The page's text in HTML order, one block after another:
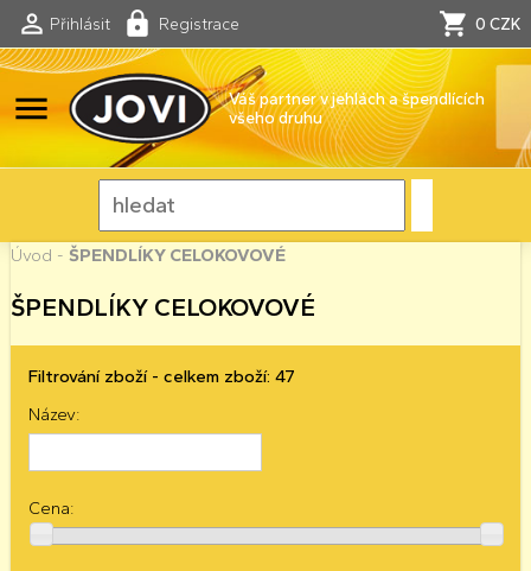
Přihlásit Registrace 0 CZK
menu
Váš partner v jehlách a špendlících
všeho druhu
Úvod - ŠPENDLÍKY CELOKOVOVÉ
ŠPENDLÍKY CELOKOVOVÉ
Filtrování zboží - celkem zboží: 47
Název:
Cena: